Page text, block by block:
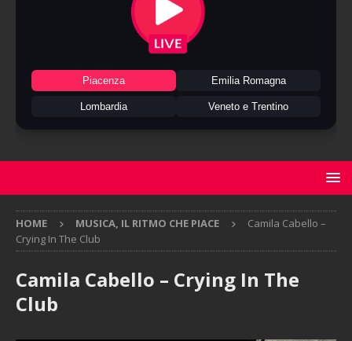
Piacenza Emilia Romagna
Lombardia Veneto e Trentino
HOME MUSICA, IL RITMO CHE PIACE
Camila Cabello –
Crying In The Club
Camila Cabello – Crying In The
Club